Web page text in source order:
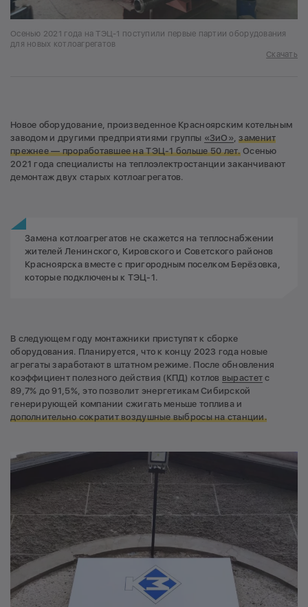
Осенью 2021 года на ТЭЦ-1 поступили первые партии оборудования
для новых котлоагрегатов
Скачать
Новое оборудование, произведенное Красноярским котельным
заводом и другими предприятиями группы «ЗиО»,заменит
прежнее — проработавшее на ТЭЦ-1больше 50 лет.Осенью
2021 года специалисты на теплоэлектростанции заканчивают
демонтаж двух старых котлоагрегатов.
Замена котлоагрегатов не скажется на теплоснабжении
жителей Ленинского, Кировского и Советского районов
Красноярска вместе с пригородным поселком Берёзовка,
которые подключены к ТЭЦ-1.
В следующем году монтажники приступят к сборке
оборудования. Планируется, что к концу 2023 года новые
агрегаты заработают в штатном режиме. После обновления
коэффициент полезного действия (КПД) котлов вырастет с
89,7% до 91,5%, это позволит энергетикам Сибирской
генерирующей компании сжигать меньше топлива и
дополнительно сократит воздушные выбросы на станции.